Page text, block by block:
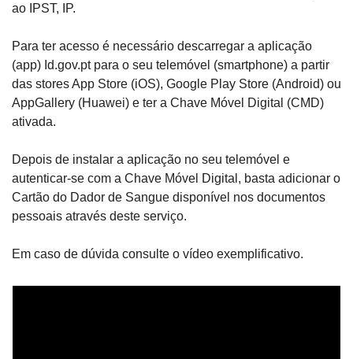
ao IPST, IP.
Para ter acesso é necessário descarregar a aplicação
(app) Id.gov.pt para o seu telemóvel (smartphone) a partir
das stores App Store (iOS), Google Play Store (Android) ou
AppGallery (Huawei) e ter a Chave Móvel Digital (CMD)
ativada.
Depois de instalar a aplicação no seu telemóvel e
autenticar-se com a Chave Móvel Digital, basta adicionar o
Cartão do Dador de Sangue disponível nos documentos
pessoais através deste serviço.
Em caso de dúvida consulte o vídeo exemplificativo.